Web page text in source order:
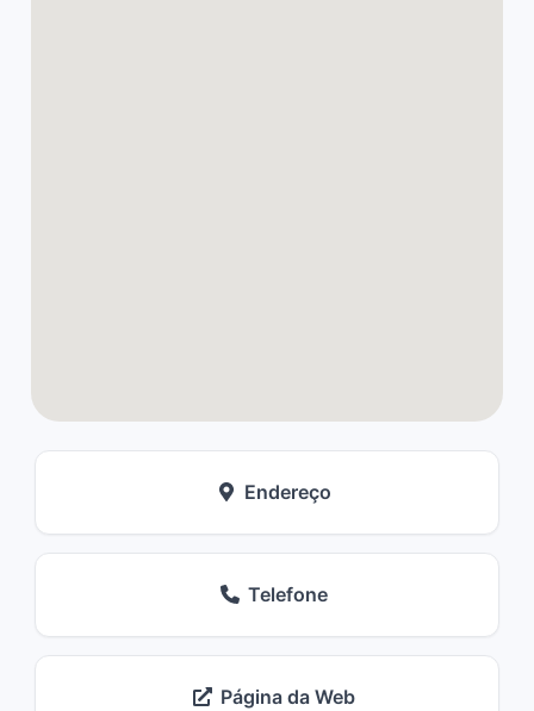
Endereço
Telefone
Página da Web